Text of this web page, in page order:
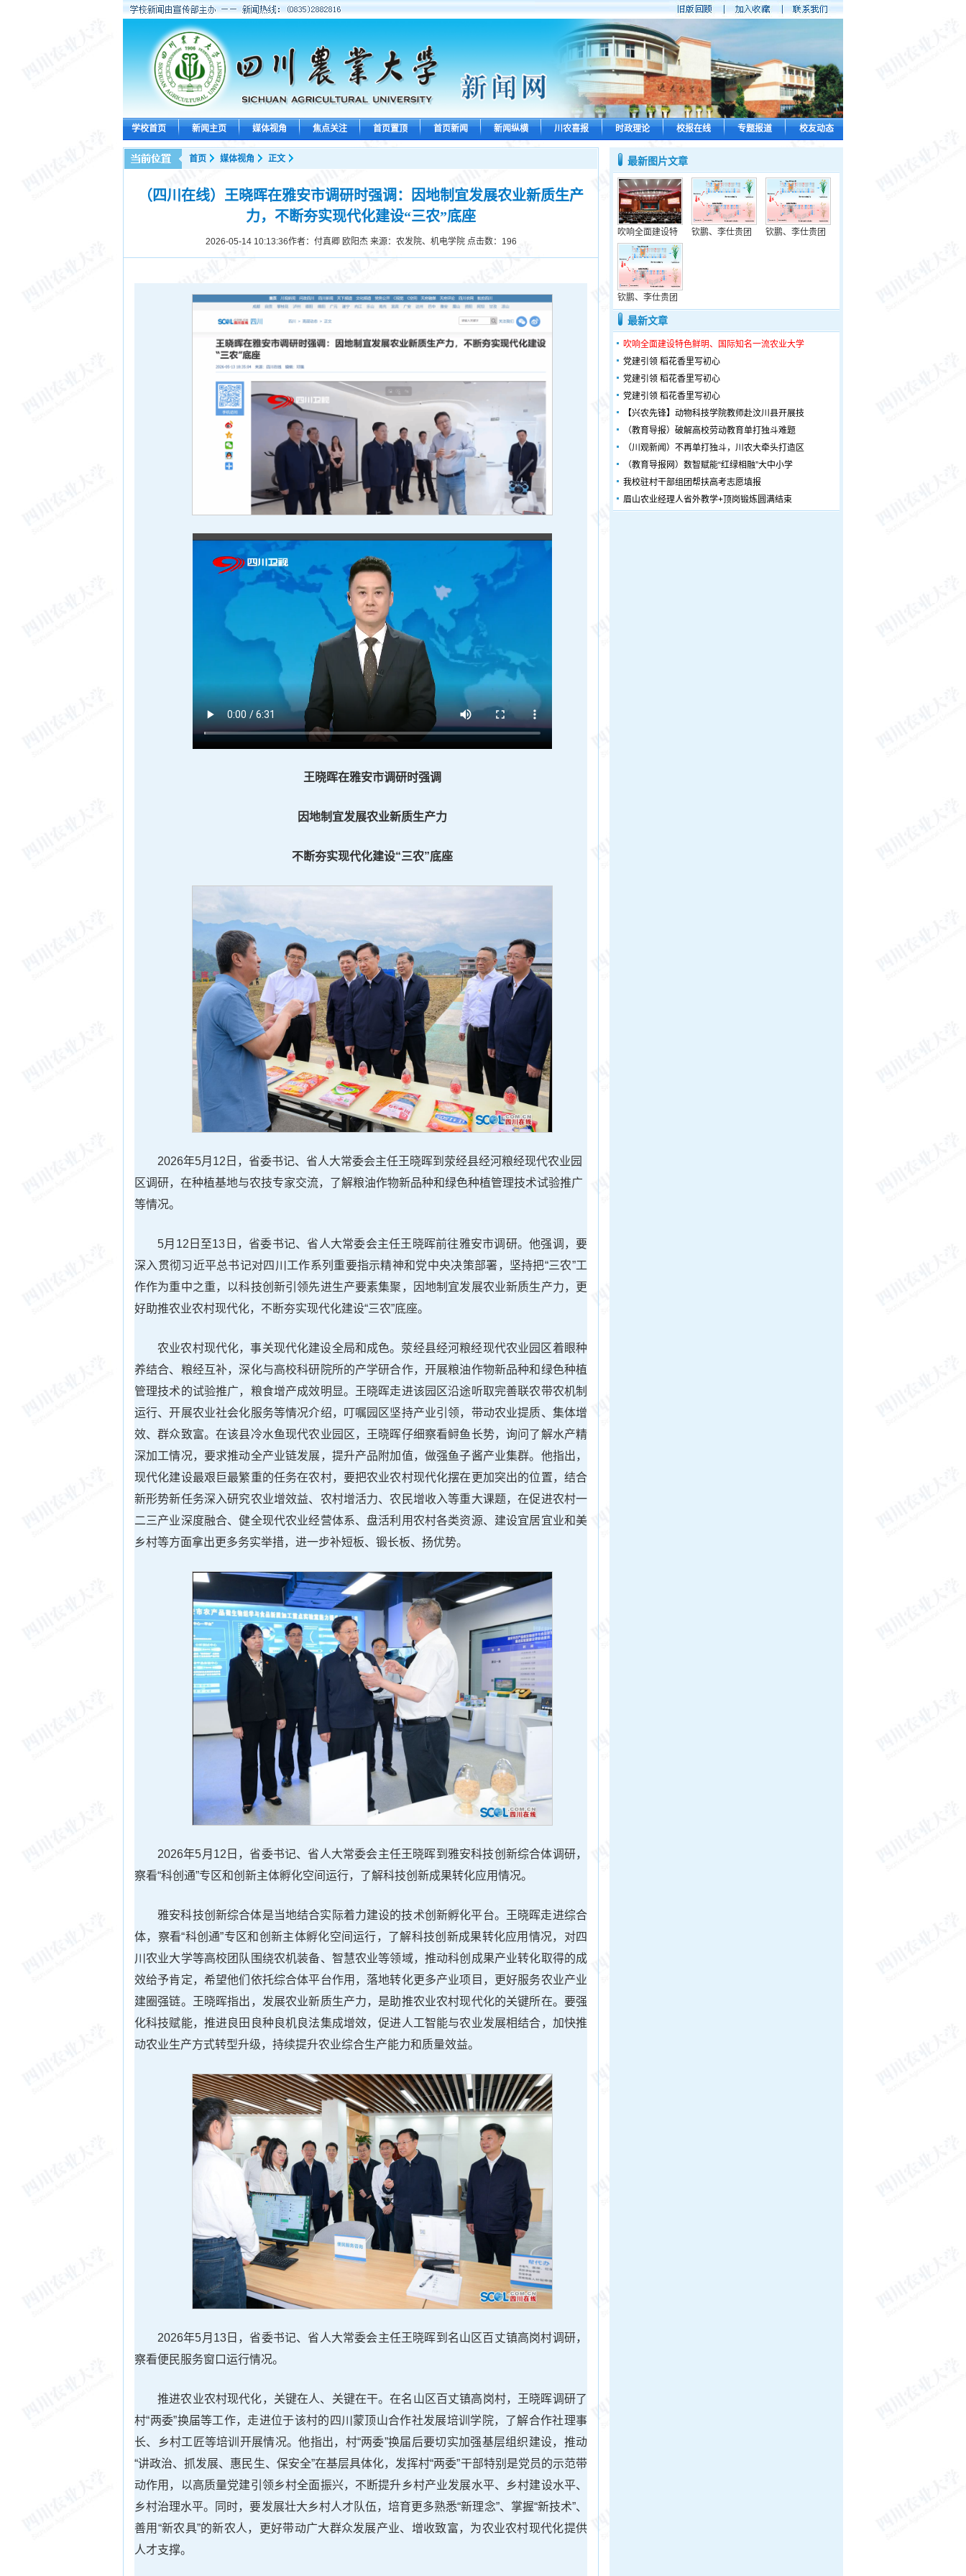
学校首页 新闻主页 媒体视角 焦点关注 首页置顶 首页新闻 新闻纵横 川农喜报 时政理论 校报在线 专题报道 校友动态
首页 媒体视角 正文
（四川在线）王晓晖在雅安市调研时强调：因地制宜发展农业新质生产
力，不断夯实现代化建设“三农”底座
2026-05-14 10:13:36作者：付真卿 欧阳杰 来源：农发院、机电学院 点击数： 196
王晓晖在雅安市调研时强调
因地制宜发展农业新质生产力
不断夯实现代化建设“三农”底座
2026年5月12日，省委书记、省人大常委会主任王晓晖到荥经县经河粮经现代农业园
区调研，在种植基地与农技专家交流，了解粮油作物新品种和绿色种植管理技术试验推广
等情况。
5月12日至13日，省委书记、省人大常委会主任王晓晖前往雅安市调研。他强调，要
深入贯彻习近平总书记对四川工作系列重要指示精神和党中央决策部署，坚持把“三农”工
作作为重中之重，以科技创新引领先进生产要素集聚，因地制宜发展农业新质生产力，更
好助推农业农村现代化，不断夯实现代化建设“三农”底座。
农业农村现代化，事关现代化建设全局和成色。荥经县经河粮经现代农业园区着眼种
养结合、粮经互补，深化与高校科研院所的产学研合作，开展粮油作物新品种和绿色种植
管理技术的试验推广，粮食增产成效明显。王晓晖走进该园区沿途听取完善联农带农机制
运行、开展农业社会化服务等情况介绍，叮嘱园区坚持产业引领，带动农业提质、集体增
效、群众致富。在该县冷水鱼现代农业园区，王晓晖仔细察看鲟鱼长势，询问了解水产精
深加工情况，要求推动全产业链发展，提升产品附加值，做强鱼子酱产业集群。他指出，
现代化建设最艰巨最繁重的任务在农村，要把农业农村现代化摆在更加突出的位置，结合
新形势新任务深入研究农业增效益、农村增活力、农民增收入等重大课题，在促进农村一
二三产业深度融合、健全现代农业经营体系、盘活利用农村各类资源、建设宜居宜业和美
乡村等方面拿出更多务实举措，进一步补短板、锻长板、扬优势。
2026年5月12日，省委书记、省人大常委会主任王晓晖到雅安科技创新综合体调研，
察看“科创通”专区和创新主体孵化空间运行，了解科技创新成果转化应用情况。
雅安科技创新综合体是当地结合实际着力建设的技术创新孵化平台。王晓晖走进综合
体，察看“科创通”专区和创新主体孵化空间运行，了解科技创新成果转化应用情况，对四
川农业大学等高校团队围绕农机装备、智慧农业等领域，推动科创成果产业转化取得的成
效给予肯定，希望他们依托综合体平台作用，落地转化更多产业项目，更好服务农业产业
建圈强链。王晓晖指出，发展农业新质生产力，是助推农业农村现代化的关键所在。要强
化科技赋能，推进良田良种良机良法集成增效，促进人工智能与农业发展相结合，加快推
动农业生产方式转型升级，持续提升农业综合生产能力和质量效益。
2026年5月13日，省委书记、省人大常委会主任王晓晖到名山区百丈镇高岗村调研，
察看便民服务窗口运行情况。
推进农业农村现代化，关键在人、关键在干。在名山区百丈镇高岗村，王晓晖调研了
村“两委”换届等工作，走进位于该村的四川蒙顶山合作社发展培训学院，了解合作社理事
长、乡村工匠等培训开展情况。他指出，村“两委”换届后要切实加强基层组织建设，推动
“讲政治、抓发展、惠民生、保安全”在基层具体化，发挥村“两委”干部特别是党员的示范带
动作用，以高质量党建引领乡村全面振兴，不断提升乡村产业发展水平、乡村建设水平、
乡村治理水平。同时，要发展壮大乡村人才队伍，培育更多熟悉“新理念”、掌握“新技术”、
善用“新农具”的新农人，更好带动广大群众发展产业、增收致富，为农业农村现代化提供
人才支撑。
最新图片文章
吹响全面建设特 钦鹏、李仕贵团 钦鹏、李仕贵团
钦鹏、李仕贵团
最新文章
吹响全面建设特色鲜明、国际知名一流农业大学
党建引领 稻花香里写初心
党建引领 稻花香里写初心
党建引领 稻花香里写初心
【兴农先锋】动物科技学院教师赴汶川县开展技
（教育导报）破解高校劳动教育单打独斗难题
（川观新闻）不再单打独斗，川农大牵头打造区
（教育导报网）数智赋能“红绿相融”大中小学
我校驻村干部组团帮扶高考志愿填报
眉山农业经理人省外教学+顶岗锻炼圆满结束